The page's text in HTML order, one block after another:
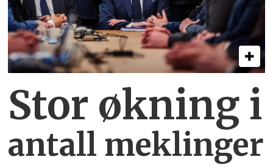
Stor økning i
antall meklinger